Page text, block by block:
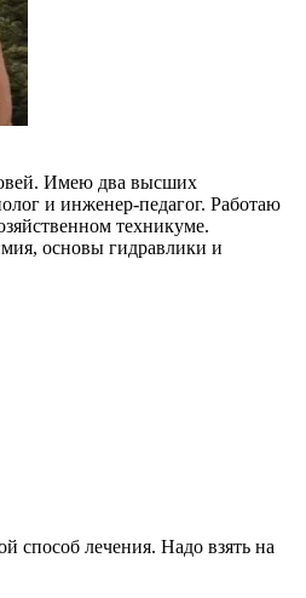
Имею два высших
и инженер-педагог. Работаю
техникуме.
основы гидравлики и
способ лечения. Надо взять на